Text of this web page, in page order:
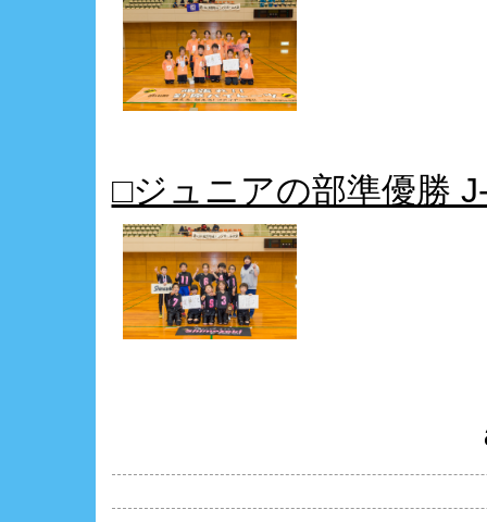
□ジュニアの部準優勝